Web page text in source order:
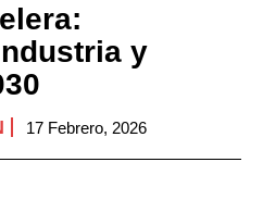
y
17 Febrero, 2026